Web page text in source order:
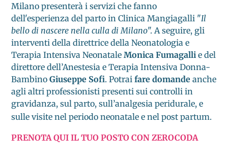
Milano presenterà i servizi che fanno
dell'esperienza del parto in Clinica Mangiagalli "Il
bello di nascere nella culla di Milano". A seguire, gli
interventi della direttrice della Neonatologia e
Terapia Intensiva NeonataleMonica Fumagallie del
direttore dell’Anestesia e Terapia Intensiva Donna-
BambinoGiuseppe Sofi. Potrai fare domande anche
agli altri professionisti presenti sui controlli in
gravidanza, sul parto, sull’analgesia peridurale, e
sulle visite nel periodo neonatale e nel post partum.
PRENOTA QUI IL TUO POSTO CON ZEROCODA